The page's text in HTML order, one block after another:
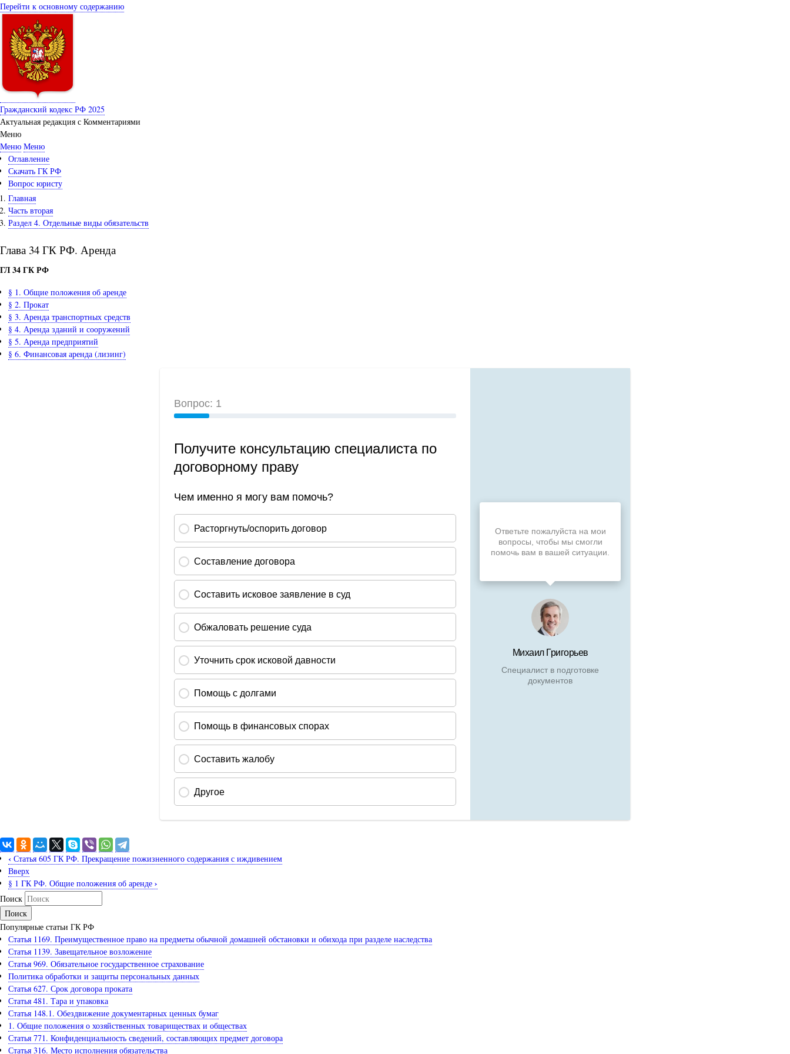
Перейти к основному содержанию
Гражданский кодекс РФ 2025
Актуальная редакция с Комментариями
Меню
Меню Меню
Оглавление
Скачать ГК РФ
Вопрос юристу
Главная
Часть вторая
Раздел 4. Отдельные виды обязательств
Глава 34 ГК РФ. Аренда
ГЛ 34 ГК РФ
§ 1. Общие положения об аренде
§ 2. Прокат
§ 3. Аренда транспортных средств
§ 4. Аренда зданий и сооружений
§ 5. Аренда предприятий
§ 6. Финансовая аренда (лизинг)
‹ Статья 605 ГК РФ. Прекращение пожизненного содержания с иждивением
Вверх
§ 1 ГК РФ. Общие положения об аренде ›
Поиск
Популярные статьи ГК РФ
Статья 1169. Преимущественное право на предметы обычной домашней обстановки и обихода при разделе наследства
Статья 1139. Завещательное возложение
Статья 969. Обязательное государственное страхование
Политика обработки и защиты персональных данных
Статья 627. Срок договора проката
Статья 481. Тара и упаковка
Статья 148.1. Обездвижение документарных ценных бумаг
1. Общие положения о хозяйственных товариществах и обществах
Статья 771. Конфиденциальность сведений, составляющих предмет договора
Статья 316. Место исполнения обязательства